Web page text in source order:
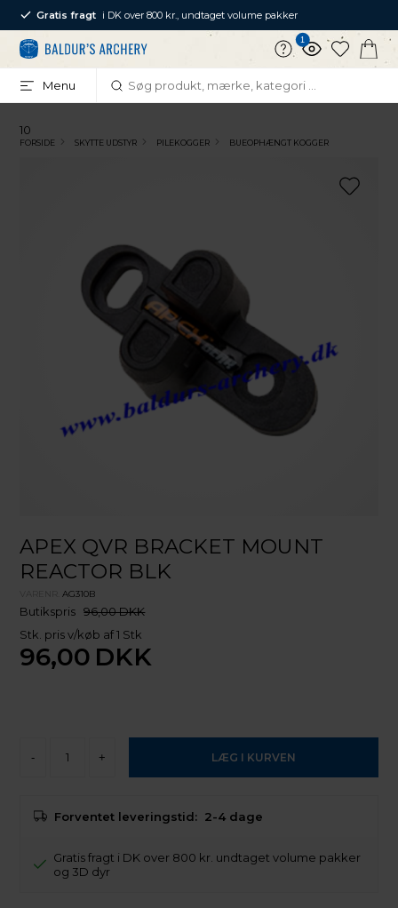
Gratis fragt i DK over 800 kr., undtaget volume pakker
1
Menu
10
FORSIDE SKYTTE UDSTYR PILEKOGGER BUEOPHÆNGT KOGGER
APEX QVR BRACKET MOUNT
REACTOR BLK
AG310B
Butikspris 96,00 DKK
Stk. pris v/køb af 1 Stk
96,00 DKK
- +
Forventet leveringstid: 2-4 dage
Gratis fragt i DK over 800 kr. undtaget volume pakker
og 3D dyr